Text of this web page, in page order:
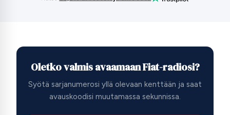
Oletko valmis avaamaan Fiat-radiosi?
Syötä sarjanumerosi yllä olevaan kenttään ja saat
avauskoodisi muutamassa sekunnissa.